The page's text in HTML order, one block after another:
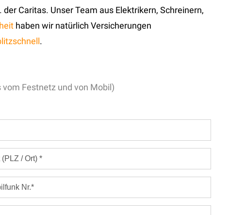
der Caritas. Unser Team aus Elektrikern, Schreinern,
haben wir natürlich Versicherungen
.
vom Festnetz und von Mobil)